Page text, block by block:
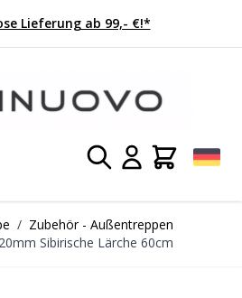
Lieferung ab 99,- €!*
/ Zubehör - Außentreppen
Sibirische Lärche 60cm